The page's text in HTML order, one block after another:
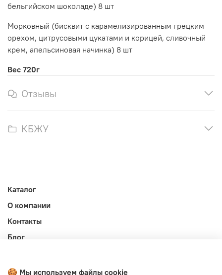
бельгийском шоколаде) 8 шт
Морковный (бисквит с карамелизированным грецким
орехом, цитрусовыми цукатами и корицей, сливочный
крем, апельсиновая начинка) 8 шт
Вес 720г
Отзывы
КБЖУ
Каталог
О компании
Контакты
Блог
Публичная оферта
🍪 Мы используем файлы cookie